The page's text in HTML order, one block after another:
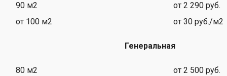
90 м2
от 2 290 руб.
от 100 м2
от 30 руб./м2
Генеральная
80 м2
от 2 500 руб.